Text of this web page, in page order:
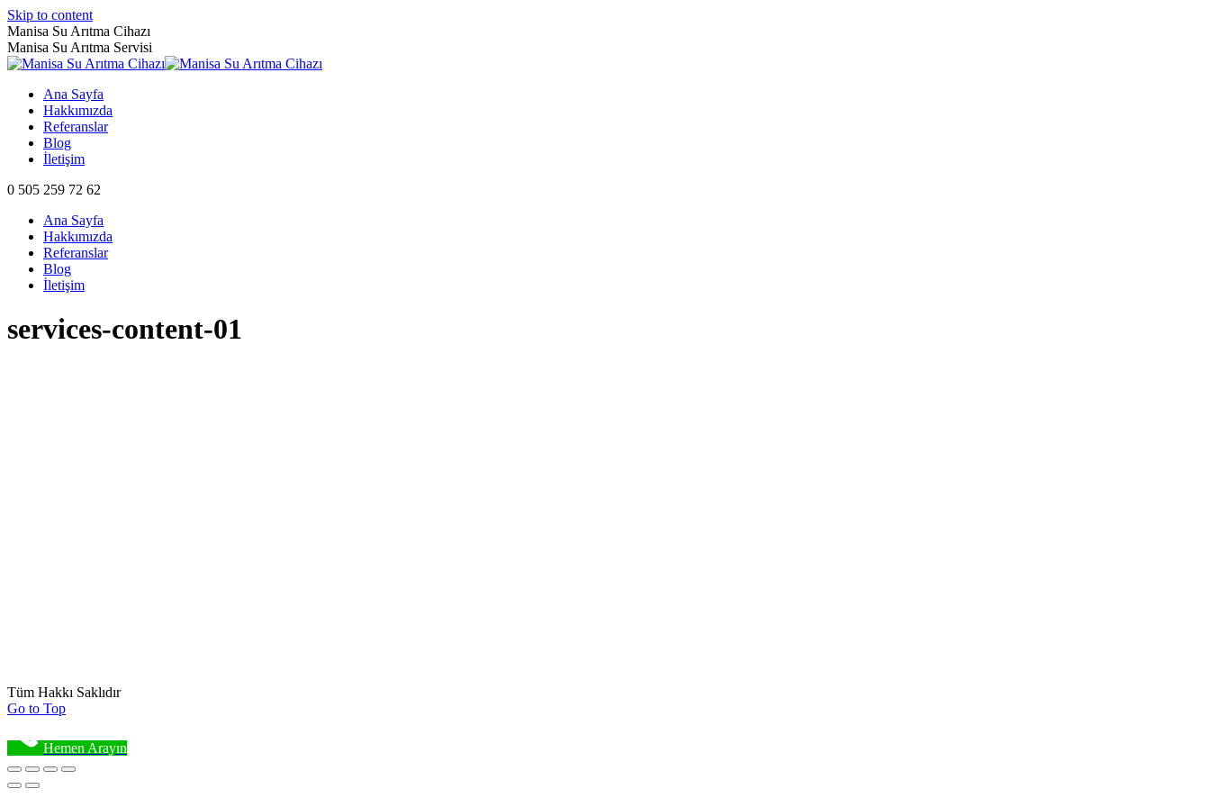
Skip to content
Manisa Su Arıtma Cihazı
Manisa Su Arıtma Servisi
Ana Sayfa
Hakkımızda
Referanslar
Blog
İletişim
0 505 259 72 62
Ana Sayfa
Hakkımızda
Referanslar
Blog
İletişim
services-content-01
Tüm Hakkı Saklıdır
Go to Top
Hemen Arayın